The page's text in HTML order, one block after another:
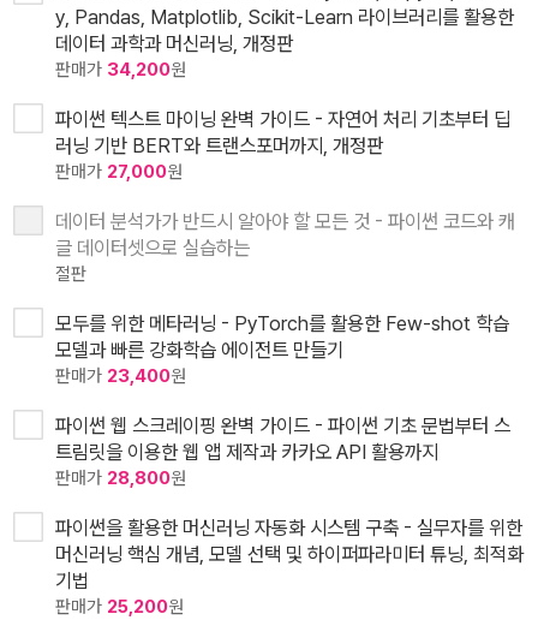
y, Pandas, Matplotlib, Scikit-Learn 라이브러리를 활용한
데이터 과학과 머신러닝, 개정판
판매가 34,200원
파이썬 텍스트 마이닝 완벽 가이드 - 자연어 처리 기초부터 딥
러닝 기반 BERT와 트랜스포머까지, 개정판
판매가 27,000원
데이터 분석가가 반드시 알아야 할 모든 것 - 파이썬 코드와 캐
글 데이터셋으로 실습하는
절판
모두를 위한 메타러닝 - PyTorch를 활용한 Few-shot 학습
모델과 빠른 강화학습 에이전트 만들기
판매가 23,400원
파이썬 웹 스크레이핑 완벽 가이드 - 파이썬 기초 문법부터 스
트림릿을 이용한 웹 앱 제작과 카카오 API 활용까지
판매가 28,800원
파이썬을 활용한 머신러닝 자동화 시스템 구축 - 실무자를 위한
머신러닝 핵심 개념, 모델 선택 및 하이퍼파라미터 튜닝, 최적화
기법
판매가 25,200원